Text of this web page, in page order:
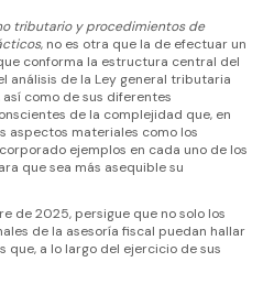
tributario y procedimientos de
, no es otra que la de efectuar un
conforma la estructura central del
análisis de la Ley general tributaria
como de sus diferentes
de la complejidad que, en
aspectos materiales como los
ejemplos en cada uno de los
que sea más asequible su
de 2025, persigue que no solo los
de la asesoría fiscal puedan hallar
que, a lo largo del ejercicio de sus